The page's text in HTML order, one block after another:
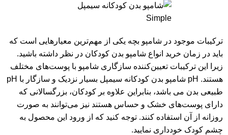
ترکیبات موجود در شامپو بچه یکی از مهم‌ترین معیارهایی است که
باید در زمان خرید انواع شامپو بدن کودکان در نظر داشته باشید.
زیرا این ترکیبات تعیین‌کننده سازگاری شامپو با پوست‌های مختلف
هستند. pH شامپو بدن کودکانه سیمپل بسیار نزدیک و سازگار با pH
طبیعی بدن می باشد، بنابراین علاوه بر کودکان، بزرگسالانی که
دارای پوست‌های خشک و حساس هستند نیز می‌توانند به صورت
روزانه از آن استفاده کنند. توجه کنید که از ورود این محصول به
چشم کودک خودداری نمایید.